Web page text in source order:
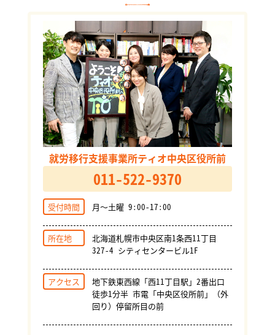
就労移行支援事業所ティオ中央区役所前
011-522-9370
受付時間 月～土曜 9:00-17:00
所在地
北海道札幌市中央区南1条西11丁目
327-4 シティセンタービル1F
アクセス
地下鉄東西線「西11丁目駅」2番出口
徒歩1分半 市電「中央区役所前」（外
回り）停留所目の前